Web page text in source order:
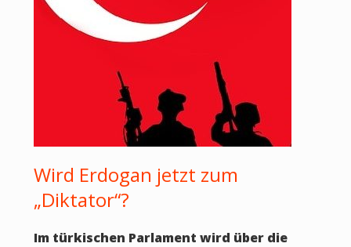
Wird Erdogan jetzt zum
„Diktator“?
Im türkischen Parlament wird über die